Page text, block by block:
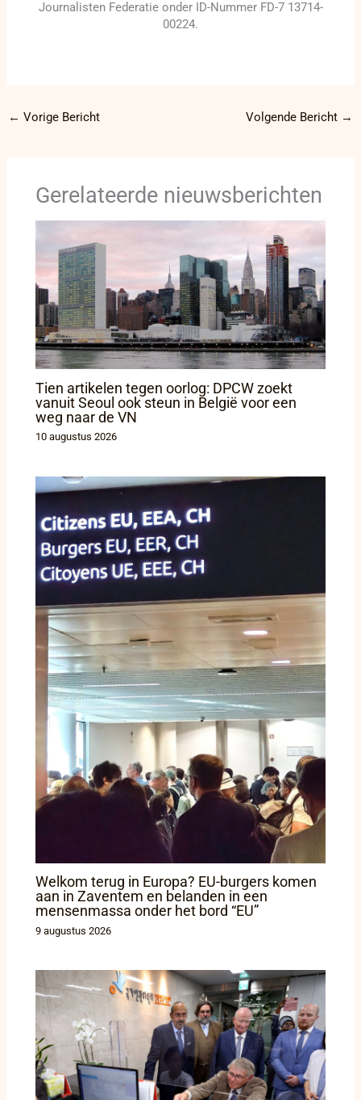
Journalisten Federatie onder ID-Nummer FD-7 13714-
00224.
← Vorige Bericht Volgende Bericht →
Gerelateerde nieuwsberichten
Tien artikelen tegen oorlog: DPCW zoekt
vanuit Seoul ook steun in België voor een
weg naar de VN
10 augustus 2026
Welkom terug in Europa? EU-burgers komen
aan in Zaventem en belanden in een
mensenmassa onder het bord “EU”
9 augustus 2026